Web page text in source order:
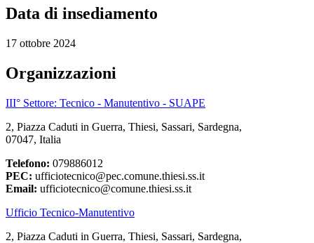
Data di insediamento
17 ottobre 2024
Organizzazioni
III° Settore: Tecnico - Manutentivo - SUAPE
2, Piazza Caduti in Guerra, Thiesi, Sassari, Sardegna,
07047, Italia
Telefono: 079886012
PEC: ufficiotecnico@pec.comune.thiesi.ss.it
Email: ufficiotecnico@comune.thiesi.ss.it
Ufficio Tecnico-Manutentivo
2, Piazza Caduti in Guerra, Thiesi, Sassari, Sardegna,